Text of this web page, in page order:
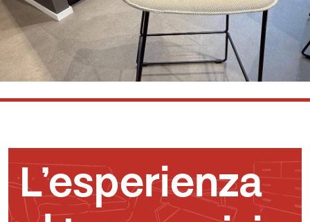
L’esperienza